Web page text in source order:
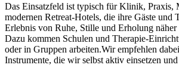
Das Einsatzfeld ist typisch für Klinik, Praxis,
modernen Retreat-Hotels, die ihre Gäste und
Erlebnis von Ruhe, Stille und Erholung näher
Dazu kommen Schulen und Therapie-
oder in Gruppen arbeiten.Wir empfehlen
Instrumente, die wir selbst aktiv einsetzen